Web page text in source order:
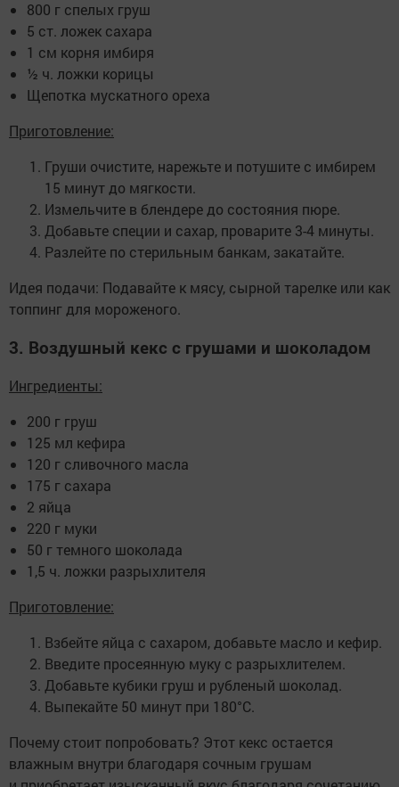
800 г спелых груш
5 ст. ложек сахара
1 см корня имбиря
½ ч. ложки корицы
Щепотка мускатного ореха
Приготовление:
Груши очистите, нарежьте и потушите с имбирем
15 минут до мягкости.
Измельчите в блендере до состояния пюре.
Добавьте специи и сахар, проварите 3-4 минуты.
Разлейте по стерильным банкам, закатайте.
Идея подачи: Подавайте к мясу, сырной тарелке или как
топпинг для мороженого.
3. Воздушный кекс с грушами и шоколадом
Ингредиенты:
200 г груш
125 мл кефира
120 г сливочного масла
175 г сахара
2 яйца
220 г муки
50 г темного шоколада
1,5 ч. ложки разрыхлителя
Приготовление:
Взбейте яйца с сахаром, добавьте масло и кефир.
Введите просеянную муку с разрыхлителем.
Добавьте кубики груш и рубленый шоколад.
Выпекайте 50 минут при 180°C.
Почему стоит попробовать? Этот кекс остается
влажным внутри благодаря сочным грушам